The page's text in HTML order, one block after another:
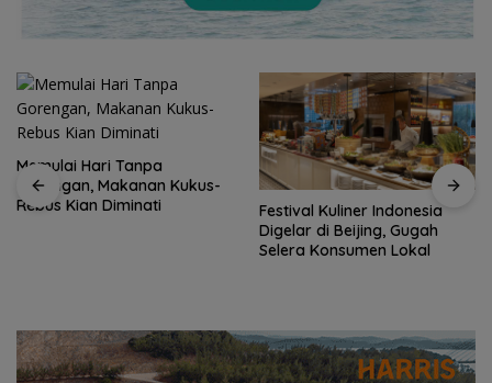
Festival Kuliner Indonesia
Prodi Manajemen Kuliner
Politeknik Pariwisata Batam